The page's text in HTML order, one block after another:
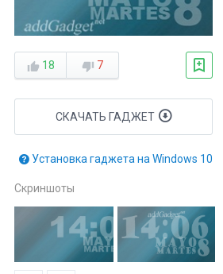
18 7
СКАЧАТЬ ГАДЖЕТ
Установка гаджета на Windows 10
Скриншоты